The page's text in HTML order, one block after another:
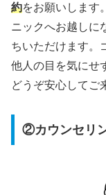
約をお願いします
ニックへお越しに
ちいただけます。
他人の目を気にせ
どうぞ安心してご
②カウンセリ